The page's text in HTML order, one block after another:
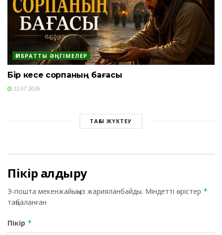
ҒИБРАТТЫ ӘҢГІМЕЛЕР
Бір кесе сорпаның бағасы
22.07.2026
ТАҒЫ ЖҮКТЕУ
Пікір қалдыру
Э-пошта мекенжайыңыз жарияланбайды. Міндетті өрістер *
таңбаланған
Пікір *